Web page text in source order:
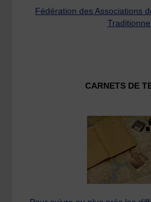
Fédération des Associations
CARNETS DE